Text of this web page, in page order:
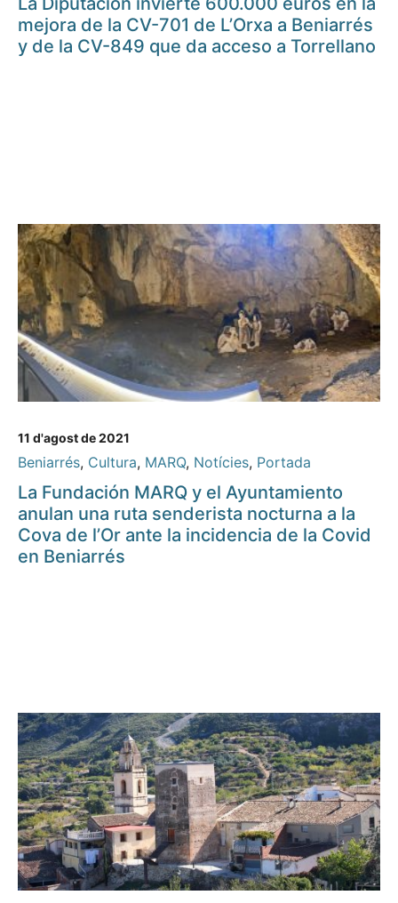
mejora de la CV-701 de L’Orxa a Beniarrés
y de la CV-849 que da acceso a Torrellano
11 d'agost de 2021
Beniarrés, Cultura, MARQ, Notícies, Portada
La Fundación MARQ y el Ayuntamiento
anulan una ruta senderista nocturna a la
Cova de l’Or ante la incidencia de la Covid
en Beniarrés